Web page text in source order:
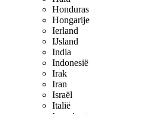
Honduras
Hongarije
Ierland
IJsland
India
Indonesië
Irak
Iran
Israël
Italië